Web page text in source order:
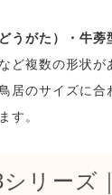
うがた）・牛蒡
など複数の形状が
居のサイズに合
す。
リーズ